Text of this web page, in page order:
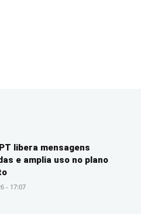
libera mensagens
e amplia uso no plano
- 17:07